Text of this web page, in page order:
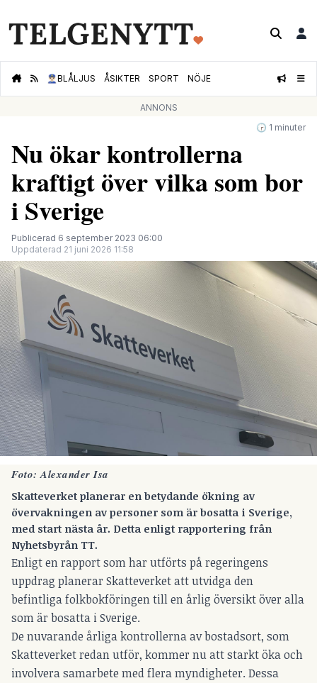
👮🏻‍♂️BLÅLJUS ÅSIKTER SPORT NÖJE
ANNONS
🕝 1 minuter
Nu ökar kontrollerna
kraftigt över vilka som bor
i Sverige
Publicerad 6 september 2023 06:00
Uppdaterad 21 juni 2026 11:58
Foto: Alexander Isa
Skatteverket planerar en betydande ökning av
övervakningen av personer som är bosatta i Sverige,
med start nästa år. Detta enligt rapportering från
Nyhetsbyrån TT.
Enligt en rapport som har utförts på regeringens
uppdrag planerar Skatteverket att utvidga den
befintliga folkbokföringen till en årlig översikt över alla
som är bosatta i Sverige.
De nuvarande årliga kontrollerna av bostadsort, som
Skatteverket redan utför, kommer nu att starkt öka och
involvera samarbete med flera myndigheter. Dessa